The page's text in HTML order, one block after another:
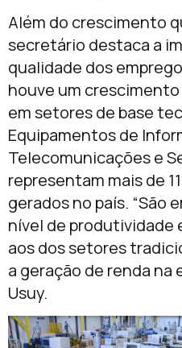
Além do crescimento
secretário destaca a
qualidade dos
houve um
em setores de base
Equipamentos de
Telecomunicações e
representam mais de
gerados no país. “São
nível de produtividade
aos dos setores
a geração de renda na
Usuy.